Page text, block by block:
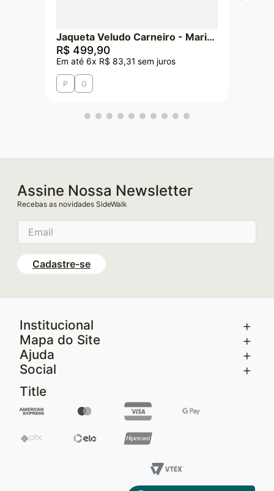
Jaqueta Veludo Carneiro - Marinho
R$ 499,90
Em até 6x R$ 83,31 sem juros
P G
Assine Nossa Newsletter
Recebas as novidades SideWalk
Cadastre-se
Institucional +
Mapa do Site +
Ajuda +
Social +
Title